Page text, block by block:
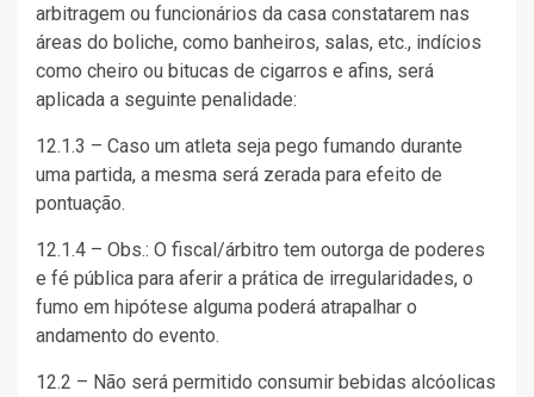
arbitragem ou funcionários da casa constatarem nas
áreas do boliche, como banheiros, salas, etc., indícios
como cheiro ou bitucas de cigarros e afins, será
aplicada a seguinte penalidade:
12.1.3 – Caso um atleta seja pego fumando durante
uma partida, a mesma será zerada para efeito de
pontuação.
12.1.4 – Obs.: O fiscal/árbitro tem outorga de poderes
e fé pública para aferir a prática de irregularidades, o
fumo em hipótese alguma poderá atrapalhar o
andamento do evento.
12.2 – Não será permitido consumir bebidas alcóolicas